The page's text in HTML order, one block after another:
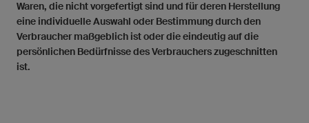
Waren, die nicht vorgefertigt sind und für deren Herstellung
eine individuelle Auswahl oder Bestimmung durch den
Verbraucher maßgeblich ist oder die eindeutig auf die
persönlichen Bedürfnisse des Verbrauchers zugeschnitten
ist.